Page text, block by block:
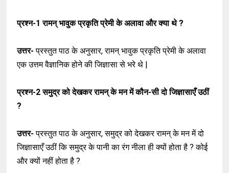
प्रश्न-1रामन् भावुक प्रकृति प्रेमी के अलावा और क्या थे ?
उत्तर-प्रस्तुत पाठ के अनुसार, रामन् भावुक प्रकृति प्रेमी के अलावा
एक उत्तम वैज्ञानिक होने की जिज्ञासा से भरे थे |
प्रश्न-2समुद्र को देखकर रामन् के मन में कौन-सी दो जिज्ञासाएँ उठीं
?
उत्तर- प्रस्तुत पाठ के अनुसार, समुद्र को देखकर रामन् के मन में दो
जिज्ञासाएँ उठीं कि समुद्र के पानी का रंग नीला ही क्यों होता है ? कोई
और क्यों नहीं होता है ?